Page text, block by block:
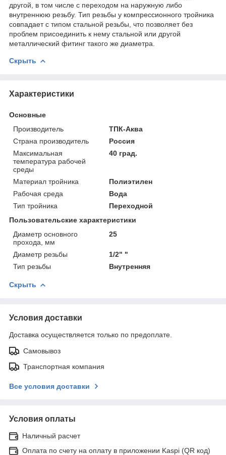
другой, в том числе с переходом на наружную либо
внутреннюю резьбу. Тип резьбы у компрессионного тройника
совпадает с типом стальной резьбы, что позволяет без
проблем присоединить к нему стальной или другой
металлический фитинг такого же диаметра.
Скрыть
Характеристики
Основные
Производитель
ТПК-Аква
Страна производитель
Россия
Максимальная
температура рабочей
среды
40 град.
Материал тройника
Полиэтилен
Рабочая среда
Вода
Тип тройника
Переходной
Пользовательские характеристики
Диаметр основного
прохода, мм
25
Диаметр резьбы
1/2" "
Тип резьбы
Внутренняя
Скрыть
Условия доставки
Доставка осуществляется только по предоплате.
Самовывоз
Транспортная компания
Все условия доставки
Условия оплаты
Наличный расчет
Оплата по счету на оплату в приложении Kaspi (QR код)